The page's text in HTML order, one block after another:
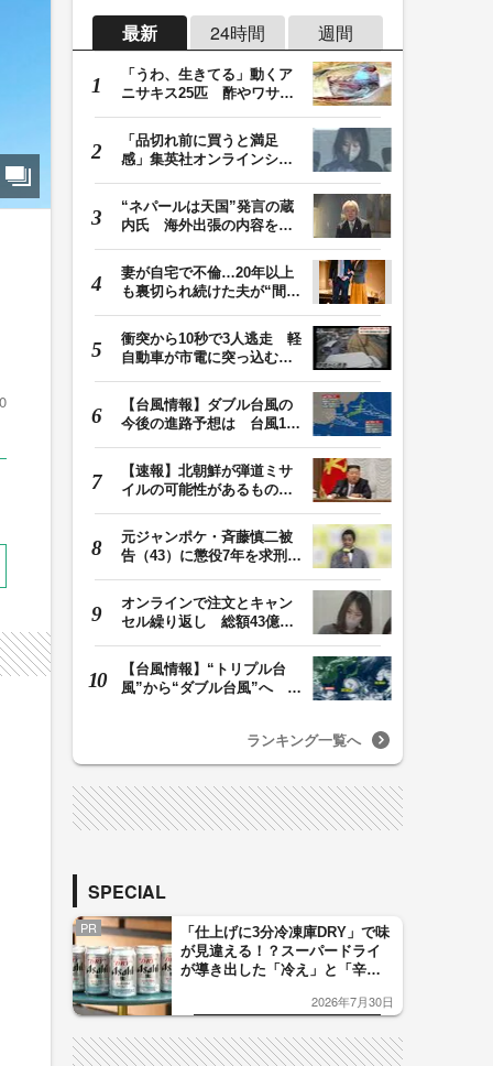
最新 24時間 週間
「うわ、生きてる」動くア
ニサキス25匹 酢やワサビ
「品切れ前に買うと満足
感」集英社オンラインショ
“ネパールは天国”発言の蔵
内氏 海外出張の内容を説
妻が自宅で不倫…20年以上
も裏切られ続けた夫が“間
衝突から10秒で3人逃走 軽
自動車が市電に突っ込む一
【台風情報】ダブル台風の
今後の進路予想は 台風13
【速報】北朝鮮が弾道ミサ
イルの可能性があるものを
元ジャンポケ・斉藤慎二被
告（43）に懲役7年を求刑
オンラインで注文とキャン
セル繰り返し 総額43億円
【台風情報】“トリプル台
風”から“ダブル台風”へ 13
ランキング一覧へ
SPECIAL
PR
「仕上げに3分冷凍庫DRY」で味
が見違える！？スーパードライ
が導き出した「冷え」と「辛
した「辛口カーブ」が飲み頃の
2026年7月30日